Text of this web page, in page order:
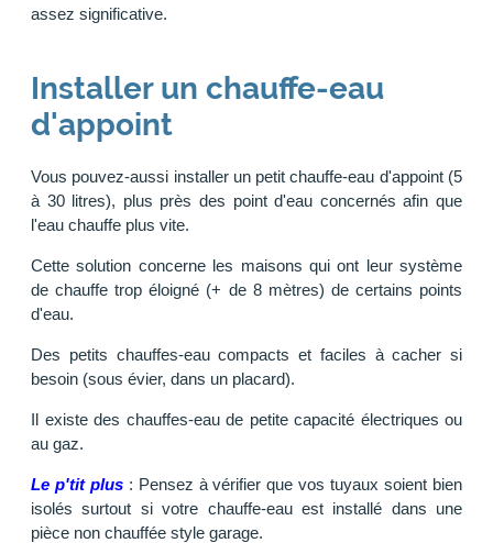
assez significative.
Installer un chauffe-eau
d'appoint
Vous pouvez-aussi installer un petit chauffe-eau d'appoint (5
à 30 litres), plus près des point d'eau concernés afin que
l'eau chauffe plus vite.
Cette solution concerne les maisons qui ont leur système
de chauffe trop éloigné (+ de 8 mètres) de certains points
d'eau.
Des petits chauffes-eau compacts et faciles à cacher si
besoin (sous évier, dans un placard).
Il existe des chauffes-eau de petite capacité électriques ou
au gaz.
Le p'tit plus : Pensez à vérifier que vos tuyaux soient bien
isolés surtout si votre chauffe-eau est installé dans une
pièce non chauffée style garage.